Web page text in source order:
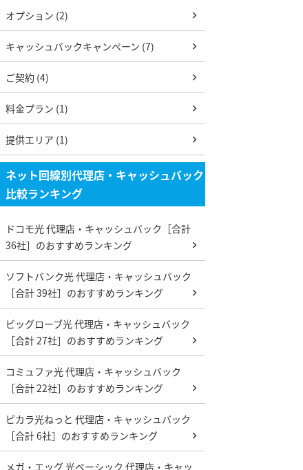
オプション (2)
キャッシュバックキャンペーン (7)
ご契約 (4)
料金プラン (1)
提供エリア (1)
ネット回線別代理店・キャッシュバック
比較ランキング
ドコモ光 代理店・キャッシュバック［合計
36社］のおすすめランキング
ソフトバンク光 代理店・キャッシュバック
［合計 39社］のおすすめランキング
ビッグローブ光 代理店・キャッシュバック
［合計 27社］のおすすめランキング
コミュファ光 代理店・キャッシュバック
［合計 22社］のおすすめランキング
ピカラ光ねっと 代理店・キャッシュバック
［合計 6社］のおすすめランキング
メガ・エッグ 光ベーシック 代理店・キャッ